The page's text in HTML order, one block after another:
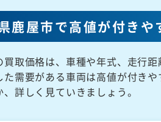
鹿屋市で高値が付きや
買取価格は、車種や年式、走行
た需要がある車両は高値が付き
詳しく見ていきましょう。